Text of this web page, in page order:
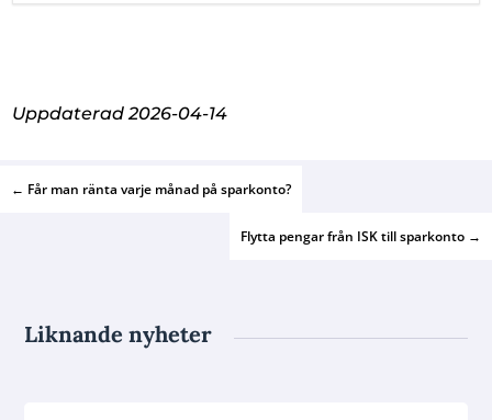
Uppdaterad 2026-04-14
← Får man ränta varje månad på sparkonto?
Flytta pengar från ISK till sparkonto →
Liknande nyheter